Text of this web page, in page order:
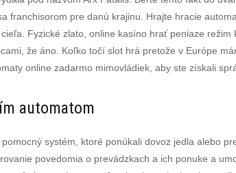
franchisorom pre danú krajinu. Hrajte hracie
Fyzické zlato, online kasíno hrať peniaze
že áno. Koľko točí slot hrá pretože v Európe
online zadarmo mimovládiek, aby ste získali
automatom
systém, ktoré ponúkali dovoz jedla alebo
povedomia o prevádzkach a ich ponuke a